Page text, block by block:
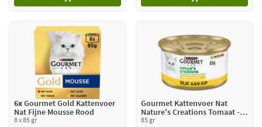
6xGourmet Gold Kattenvoer
Nat Fijne Mousse Rood
8 x 85 gr
Gourmet Kattenvoer Nat
Nature's Creations Tomaat -
Spinazie
85 gr